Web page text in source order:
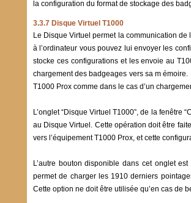
la configuration du format de stockage des
3.3.7 Disque Virtuel T1000
Le Disque Virtuel permet la communication
à l’ordinateur vous pouvez lui envoyer les
stocke ces configurations et les envoie au
chargement des badgeages vers sa m
T1000 Prox comme dans le cas d’un
L’onglet “Disque Virtuel T1000”, de la fenêtre
au Disque Virtuel. Cette opération doit être
vers l’équipement T1000 Prox, et cette
L’autre bouton disponible dans cet onglet
permet de charger les 1910 derniers
Cette option ne doit être utilisée qu’en cas de